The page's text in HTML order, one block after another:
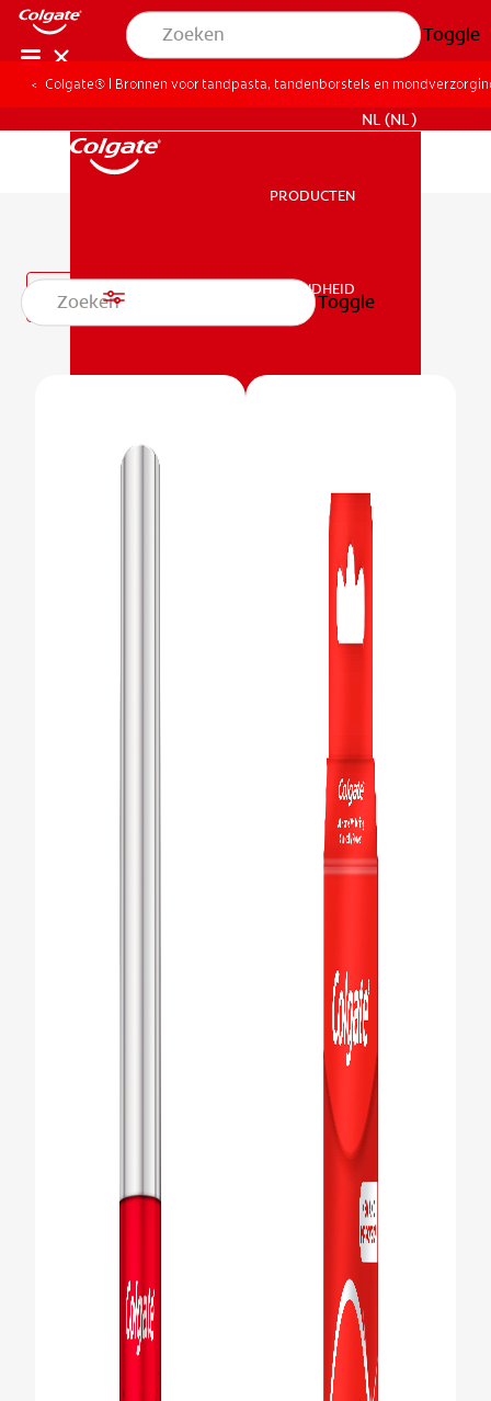
Toggle
MONDGEZONDHEID
MONDGEZONDHEIDSTEST
PRODUCTMATCH
VOOR PROFESSIONALS
NL (NL)
PRODUCTEN
MONDGEZONDHEID
Toggle
Colgate® | Bronnen voor tandpasta, tandenborstels en
Filter